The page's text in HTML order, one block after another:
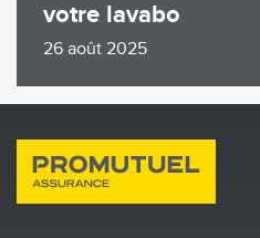
votre lavabo
26 août 2025